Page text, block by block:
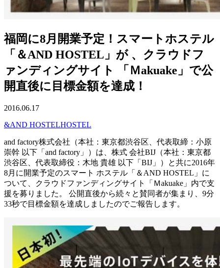
福岡に8月開業予定！スマートホステル
「＆AND HOSTEL」が 、クラウドフ
ァンディングサイト 「Ｍakuake」で公
開直後に目標金額を達成！
2016.06.17
&AND HOSTELHOSTEL
and factory株式会社（本社：東京都渋谷区、代表取締：小原
崇幹 以下「and factory」）は、株式 会社BIJ（本社：東京都
渋谷区、代表取締役：木地 貴雄 以下「BIJ」）と共に2016年
8月に開業予定のスマート ホステル「＆AND HOSTEL」に
ついて、クラウドファンディングサイト「Ｍakuake」内で支
援を募りました。 公開直後から続々と賛同者が集まり、9分
33秒で目標金額を達成しましたのでご報告します。